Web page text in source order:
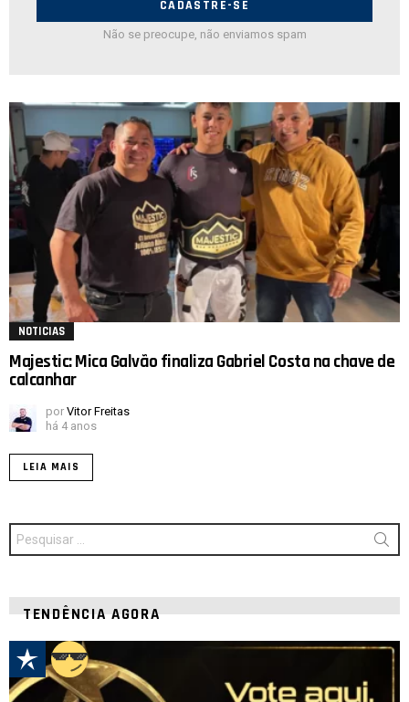
Não se preocupe, não enviamos spam
NOTICIAS
Majestic: Mica Galvão finaliza Gabriel Costa na chave de
calcanhar
por Vitor Freitas
há 4 anos
LEIA MAIS
Procurar
por:
TENDÊNCIA AGORA